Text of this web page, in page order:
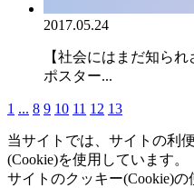
2017.05.24
【社会にはまだ知ら
ポスター...
1 ... 8 9 10 11 12 13
当サイトでは、サイトの利
(Cookie)を使用しています。
サイトのクッキー(Cookie)の